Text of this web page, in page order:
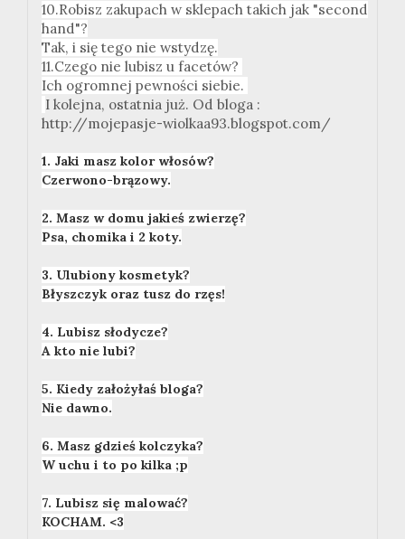
10.Robisz zakupach w sklepach takich jak "second
hand"?
Tak, i się tego nie wstydzę.
11.Czego nie lubisz u facetów?
Ich ogromnej pewności siebie.
I kolejna, ostatnia już. Od bloga :
http://mojepasje-wiolkaa93.blogspot.com/
1. Jaki masz kolor włosów?
Czerwono-brązowy.
2. Masz w domu jakieś zwierzę?
Psa, chomika i 2 koty.
3. Ulubiony kosmetyk?
Błyszczyk oraz tusz do rzęs!
4. Lubisz słodycze?
A kto nie lubi?
5. Kiedy założyłaś bloga?
Nie dawno.
6. Masz gdzieś kolczyka?
W uchu i to po kilka ;p
7. Lubisz się malować?
KOCHAM. <3